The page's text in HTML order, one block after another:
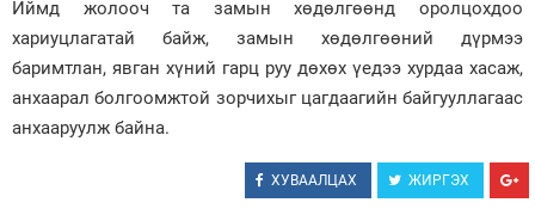
Иймд жолооч та замын хөдөлгөөнд оролцохдоо
хариуцлагатай байж, замын хөдөлгөөний дүрмээ
баримтлан, явган хүний гарц руу дөхөх үедээ хурдаа хасаж,
анхаарал болгоомжтой зорчихыг цагдаагийн байгууллагаас
анхааруулж байна.
ХУВААЛЦАХ ЖИРГЭХ